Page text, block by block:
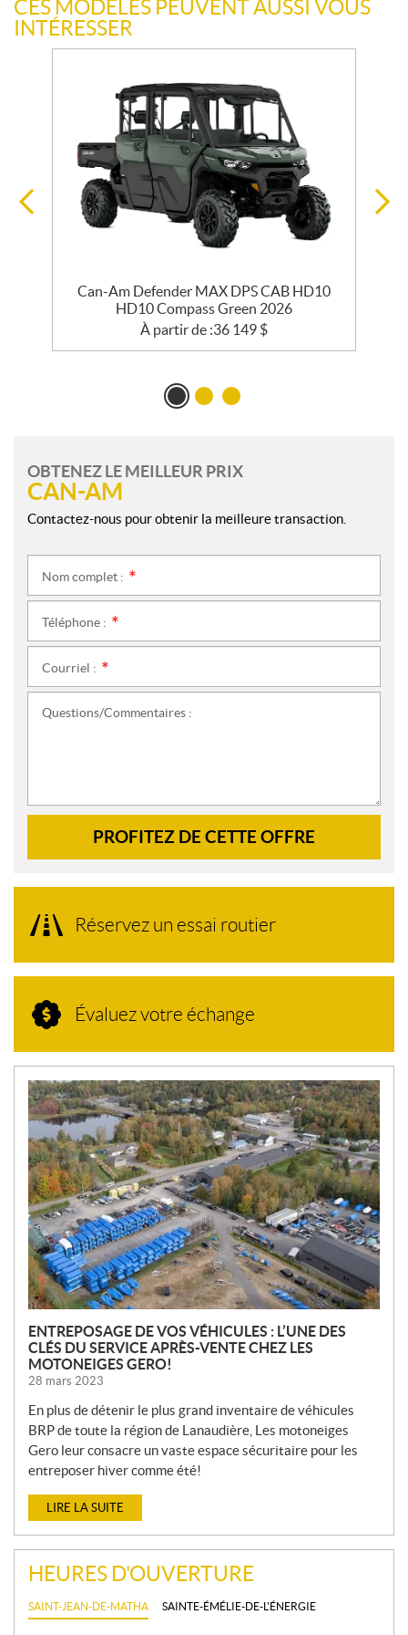
CES MODÈLES PEUVENT AUSSI VOUS
INTÉRESSER
Can-Am Defender MAX DPS CAB HD10
HD10 Compass Green 2026
À partir de :36 149 $
OBTENEZ LE MEILLEUR PRIX
CAN-AM
Contactez-nous pour obtenir la meilleure transaction.
Nom complet :
Téléphone :
Courriel :
Questions/Commentaires :
PROFITEZ DE CETTE OFFRE
Réservez un essai routier
Évaluez votre échange
N
O
U
V
E
L
L
E
S
ENTREPOSAGE DE VOS VÉHICULES : L’UNE DES
CLÉS DU SERVICE APRÈS-VENTE CHEZ LES
MOTONEIGES GERO!
28 mars 2023
En plus de détenir le plus grand inventaire de véhicules
BRP de toute la région de Lanaudière, Les motoneiges
Gero leur consacre un vaste espace sécuritaire pour les
entreposer hiver comme été!
LIRE LA SUITE
HEURES D'OUVERTURE
SAINT-JEAN-DE-MATHA SAINTE-ÉMÉLIE-DE-L'ÉNERGIE